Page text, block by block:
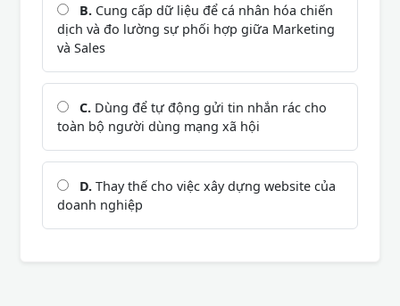
B. Cung cấp dữ liệu để cá nhân hóa chiến
dịch và đo lường sự phối hợp giữa Marketing
và Sales
C. Dùng để tự động gửi tin nhắn rác cho
toàn bộ người dùng mạng xã hội
D. Thay thế cho việc xây dựng website của
doanh nghiệp